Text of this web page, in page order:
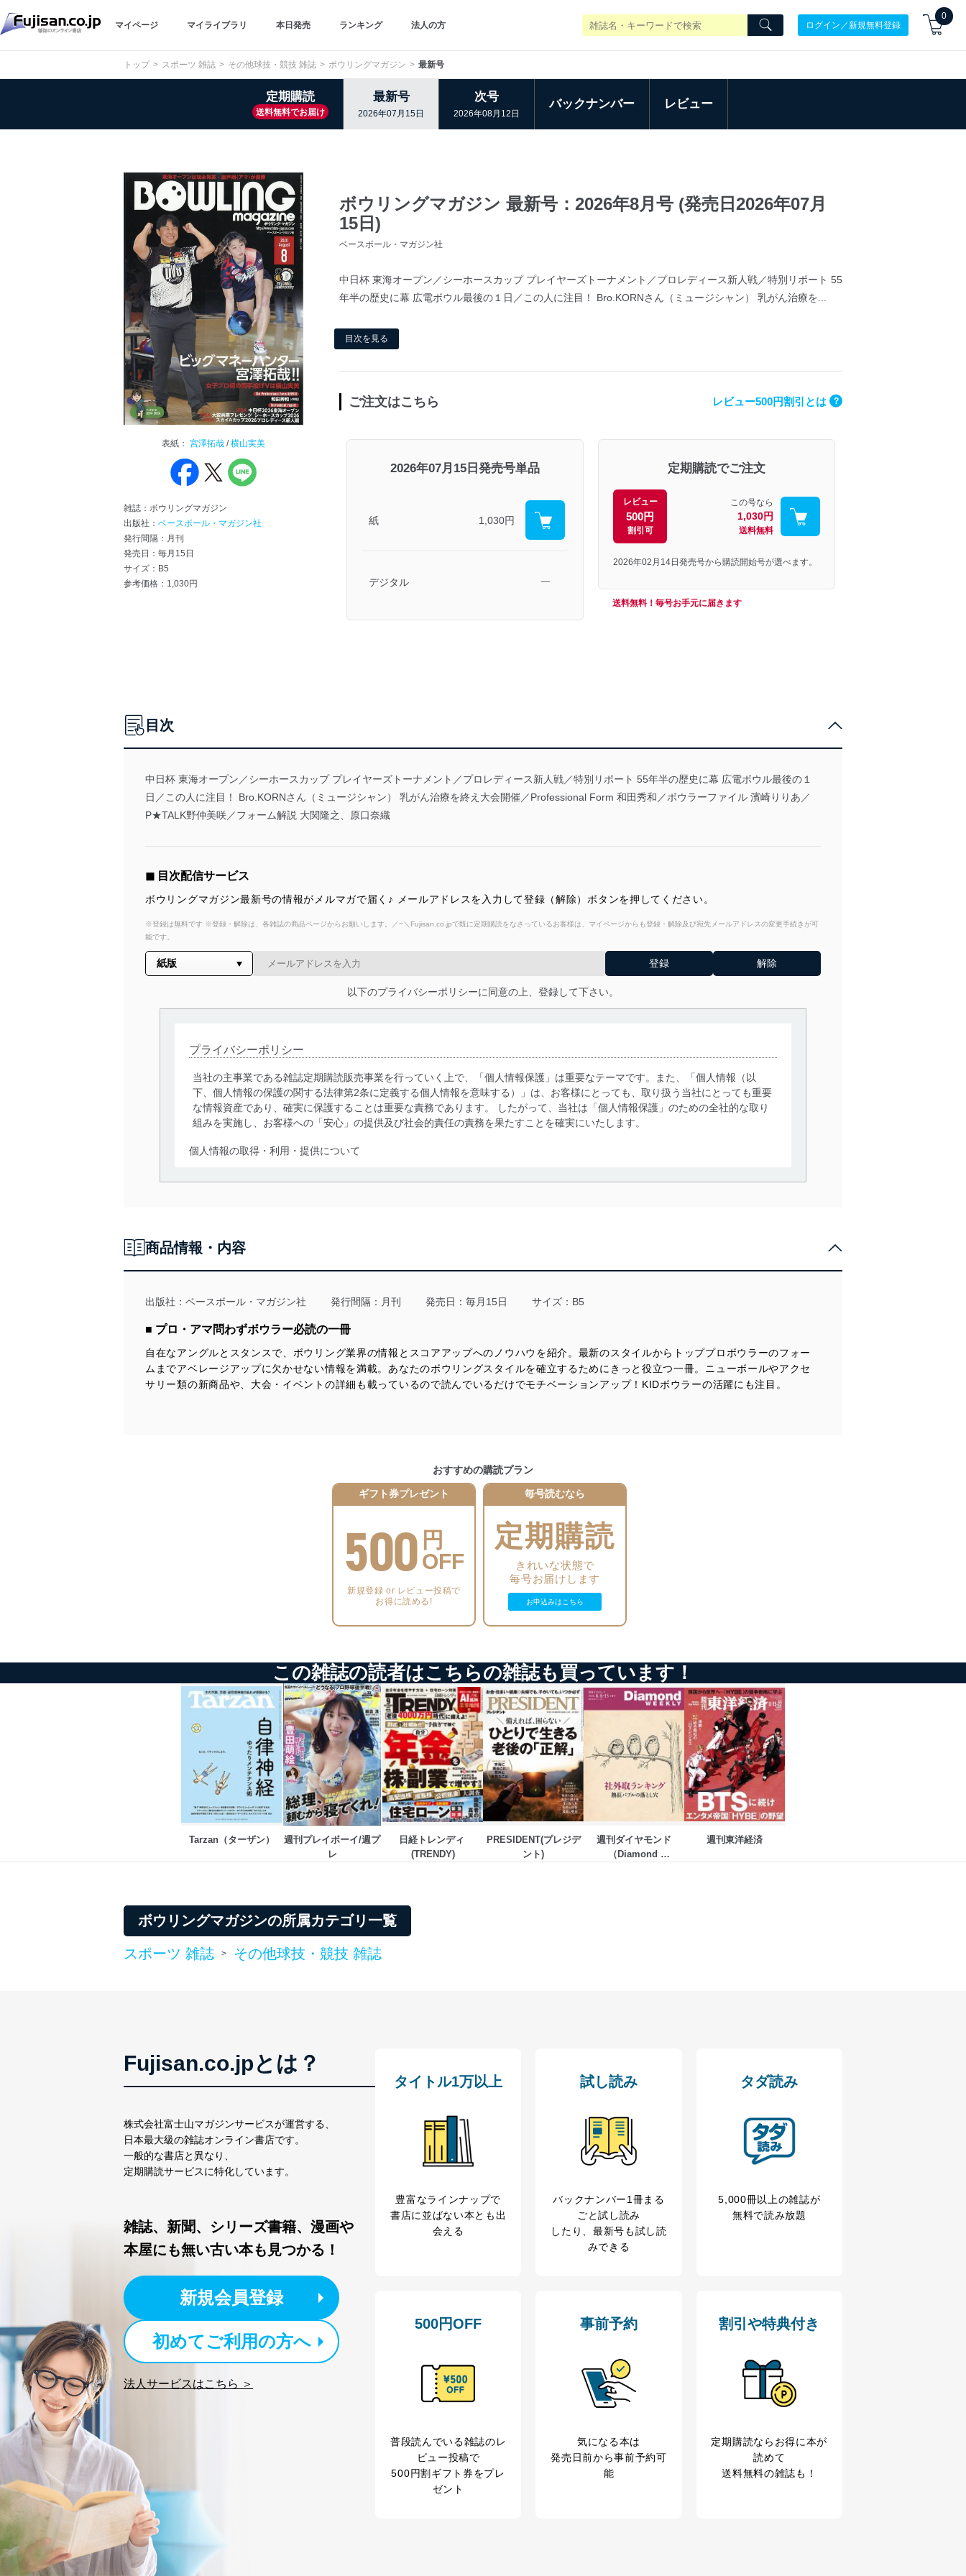
マイページ マイライブラリ 本日発売 ランキング 法人の方 ログイン／新規無料登録
0
トップ スポーツ 雑誌 その他球技・競技 雑誌 ボウリングマガジン 最新号
定期購読
送料無料でお届け
最新号
2026年07月15日
次号
2026年08月12日
バックナンバー レビュー
表紙： 宮澤拓哉 /横山実美
雑誌：ボウリングマガジン
出版社： ベースボール・マガジン社
発行間隔：月刊
発売日：毎月15日
サイズ：B5
参考価格：1,030円
ボウリングマガジン 最新号：2026年8月号 (発売日2026年07月
15日)
ベースボール・マガジン社
中日杯 東海オープン／シーホースカップ プレイヤーズトーナメント／プロレディース新人戦／特別リポート 55
年半の歴史に幕 広電ボウル最後の１日／この人に注目！ Bro.KORNさん（ミュージシャン） 乳がん治療を...
目次を見る
ご注文はこちら レビュー500円割引とは ?
2026年07月15日発売号単品
紙 1,030円
デジタル ―
定期購読でご注文
レビュー
500円
割引可
この号なら
1,030円
送料無料
2026年02月14日発売号から購読開始号が選べます。
送料無料！毎号お手元に届きます
目次
中日杯 東海オープン／シーホースカップ プレイヤーズトーナメント／プロレディース新人戦／特別リポート 55年半の歴史に幕 広電ボウル最後の１
日／この人に注目！ Bro.KORNさん（ミュージシャン） 乳がん治療を終え大会開催／Professional Form 和田秀和／ボウラーファイル 濱崎りりあ／
P★TALK野仲美咲／フォーム解説 大関隆之、原口奈織
◼︎ 目次配信サービス
ボウリングマガジン最新号の情報がメルマガで届く♪ メールアドレスを入力して登録（解除）ボタンを押してください。
※登録は無料です ※登録・解除は、各雑誌の商品ページからお願いします。／~＼Fujisan.co.jpで既に定期購読をなさっているお客様は、マイページからも登録・解除及び宛先メールアドレスの変更手続きが可
能です。
以下のプライバシーポリシーに同意の上、登録して下さい。
プライバシーポリシー
当社の主事業である雑誌定期購読販売事業を行っていく上で、「個人情報保護」は重要なテーマです。また、「個人情報（以
下、個人情報の保護の関する法律第2条に定義する個人情報を意味する）」は、お客様にとっても、取り扱う当社にとっても重要
な情報資産であり、確実に保護することは重要な責務であります。 したがって、当社は「個人情報保護」のための全社的な取り
組みを実施し、お客様への「安心」の提供及び社会的責任の責務を果たすことを確実にいたします。
個人情報の取得・利用・提供について
当社は、個人情報の取得・利用・提供に際して、その利用目的を明確にし、本人の同意を得たうえで利用目的の達成に必要な範
法令遵守
令及びその他の規範を常に適合させます。
個人情報の安全管理措置
当社は、個人情報の正確性及び安全性を確保するために、下記セキュリティ対策をはじめとする安全対策を実施し、個人情報の
漏えい、滅失またはき損の防止及び是正に努めます。
アクセス制御
機器に標準装備されているユーザー制御機能（ユーザーアカウント制御）により、個人情報データベース等を取り扱う情報
システムを使用する従業者を識別・認証しています。
外部からの不正アクセス等の防止
個人データを取り扱う機器等のオペレーティングシステムを最新の状態に保持しています。
個人データを取り扱う機器等にセキュリティ対策ソフトウェア等を導入し、自動更新 機能等の活用により、これを最新状態
情報システムの使用に伴う漏洩等の防止
メール等により個人データの含まれるファイルを送信する場合に、当該ファイルへのパスワードを設定しています。
個人情報保護マネジメントシステムの継続的改善
の状態を維持します。
苦情及び相談受付け窓口
貴殿の個人情報及び当社の個人情報保護マネジメントシステムに関するご相談及び苦情については以下までご連絡ください。
適切、かつ迅速に対応させていただきます。
株式会社富士山マガジンサービス 個人情報問い合わせ係
TEL：0570-200-223
FAX：03-5459-7073
e-mail：cs@fujisan.co.jp
改訂：2025年2月20日
個人情報の取扱いについて
個人情報保護管理者: 経営管理グループディレクター 前田 嘉也
２．利用目的
当社が取り扱う開示対象個人情報の利用目的は次のとおりです。
No
個人情報の種類 利用目的
購入商品の配送のため
個人が特定できない形で取得した閲覧履歴や購買履歴等の情報を分析して、趣
味・嗜好に
応じた新商品・サービスに関する広告のため
2 当社にお問合わせいただいた方の個人情報 お問い合わせ対応、トラブル対処、オペレーター教育など応対品質向上のため
当社カスタマーQ＆Aサービス利用者
人事、総務などの雇用管理等のため
6
パートナー（提携企業）からの委託により当
社の
定期購読サービス等をご利用の方の個人情報
提携企業及びお客様がご購入された商品の発売元企業からのｅメール等による商
サービス、キャンペーン等の広告に関するご案内のため
当社のサービス利用状況の把握およびその分析のため
その他当社のプライバシーポリシー等にて公表する利用目的達成のため
※上記の利用目的のうちNo.1～5については保有個人データ（開示対象個人情報）の利用目的であり、下記4.の開示等のご請求に
なお、6、7については、パートナー（提携企業）様又は各SNS運営会社様にご請求いただきますようお願い致します。
次の場合は除きます。
商品情報・内容
出版社： ベースボール・マガジン社 発行間隔：月刊 発売日：毎月15日 サイズ：B5
■ プロ・アマ問わずボウラー必読の一冊
自在なアングルとスタンスで、ボウリング業界の情報とスコアアップへのノウハウを紹介。最新のスタイルからトッププロボウラーのフォー
ムまでアベレージアップに欠かせない情報を満載。あなたのボウリングスタイルを確立するためにきっと役立つ一冊。ニューボールやアクセ
サリー類の新商品や、大会・イベントの詳細も載っているので読んでいるだけでモチベーションアップ！KIDボウラーの活躍にも注目。
おすすめの購読プラン
ギフト券プレゼント
500 円
OFF
新規登録 or レビュー投稿で
お得に読める!
毎号読むなら
定期購読
きれいな状態で
毎号お届けします
お申込みはこちら
この雑誌の読者はこちらの雑誌も買っています！
Tarzan（ターザン）
週刊プレイボーイ/週プ
レ
日経トレンディ
(TRENDY)
PRESIDENT(プレジデ
ント)
週刊ダイヤモンド
（Diamond
週刊東洋経済
ボウリングマガジンの所属カテゴリ一覧
スポーツ 雑誌 > その他球技・競技 雑誌
Fujisan.co.jpとは？
株式会社富士山マガジンサービスが運営する、
日本最大級の雑誌オンライン書店です。
一般的な書店と異なり、
定期購読サービスに特化しています。
雑誌、新聞、シリーズ書籍、漫画や
本屋にも無い古い本も見つかる！
新規会員登録
初めてご利用の方へ
法人サービスはこちら ＞
タイトル1万以上
豊富なラインナップで
書店に並ばない本とも出
会える
試し読み
バックナンバー1冊まる
ごと試し読み
したり、最新号も試し読
みできる
タダ読み
5,000冊以上の雑誌が
無料で読み放題
500円OFF
普段読んでいる雑誌のレ
ビュー投稿で
500円割ギフト券をプレ
ゼント
事前予約
気になる本は
発売日前から事前予約可
能
割引や特典付き
定期購読なら お得に本が
読めて
送料無料の雑誌も！